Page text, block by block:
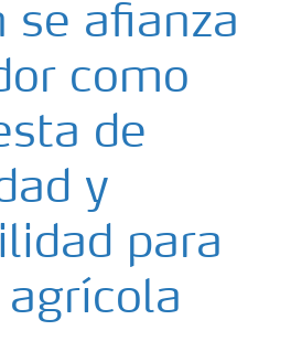
se afianza
como
de
y
para